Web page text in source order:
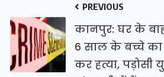
PREVIOUS
कानपुर: घर के
6 साल के बच्चे
कर हत्या, पड़ोसी